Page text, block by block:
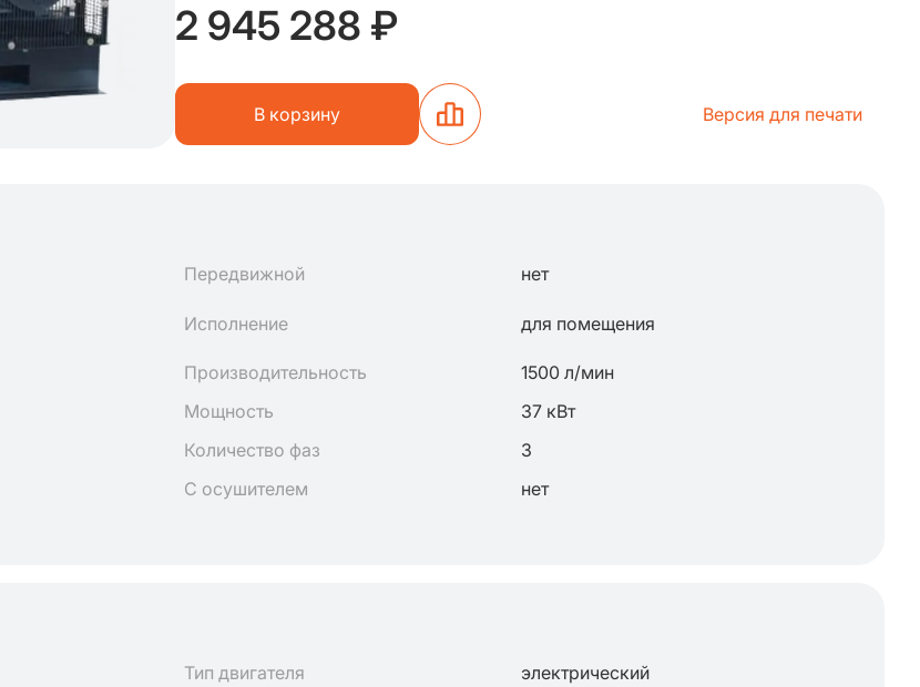
2 945 288 ₽
В корзину Версия для печати
Передвижной
нет
Исполнение для помещения
Производительность
1500 л/мин
Мощность
37 кВт
Количество фаз
3
С осушителем
нет
Тип двигателя
электрический